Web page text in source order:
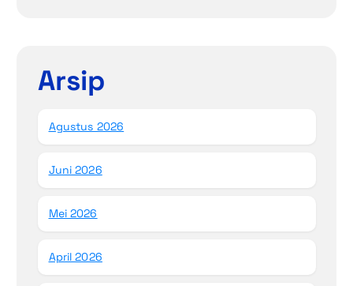
Arsip
Agustus 2026
Juni 2026
Mei 2026
April 2026